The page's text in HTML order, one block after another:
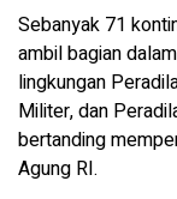
Sebanyak 71
ambil bagian
lingkungan
Militer, dan
bertanding
Agung RI.